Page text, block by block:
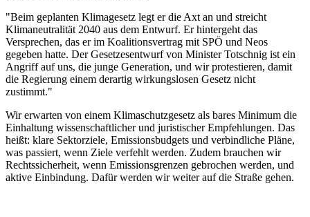
"Beim geplanten Klimagesetz legt er die Axt an und streicht
Klimaneutralität 2040 aus dem Entwurf. Er hintergeht das
Versprechen, das er im Koalitionsvertrag mit SPÖ und Neos
gegeben hatte. Der Gesetzesentwurf von Minister Totschnig ist ein
Angriff auf uns, die junge Generation, und wir protestieren, damit
die Regierung einem derartig wirkungslosen Gesetz nicht
zustimmt."
Wir erwarten von einem Klimaschutzgesetz als bares Minimum die
Einhaltung wissenschaftlicher und juristischer Empfehlungen. Das
heißt: klare Sektorziele, Emissionsbudgets und verbindliche Pläne,
was passiert, wenn Ziele verfehlt werden. Zudem brauchen wir
Rechtssicherheit, wenn Emissionsgrenzen gebrochen werden, und
aktive Einbindung. Dafür werden wir weiter auf die Straße gehen.